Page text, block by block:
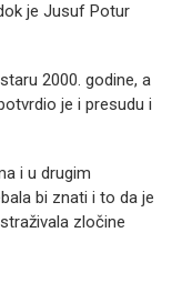
je Jusuf Potur
2000. godine, a
je i presudu i
i u drugim
bi znati i to da je
zločine